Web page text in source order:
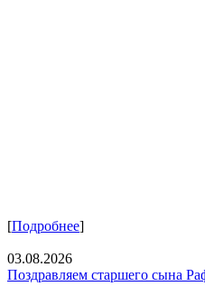
[Подробнее]
03.08.2026
Поздравляем старшего сына